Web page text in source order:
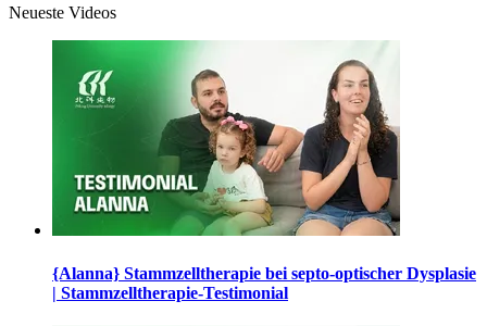
Neueste Videos
{Alanna} Stammzelltherapie bei septo-optischer Dysplasie
| Stammzelltherapie-Testimonial